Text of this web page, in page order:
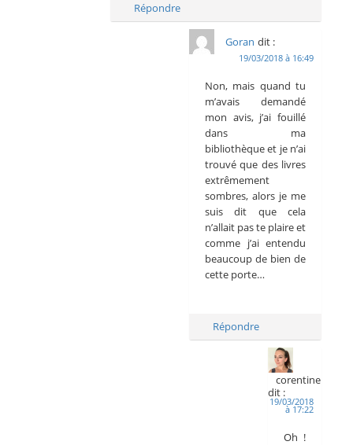
Répondre
Goran dit :
19/03/2018 à 16:49
Non, mais quand tu
m’avais demandé
mon avis, j’ai fouillé
dans ma
bibliothèque et je n’ai
trouvé que des livres
extrêmement
sombres, alors je me
suis dit que cela
n’allait pas te plaire et
comme j’ai entendu
beaucoup de bien de
cette porte…
Répondre
corentine
dit :
19/03/2018
à 17:22
Oh !